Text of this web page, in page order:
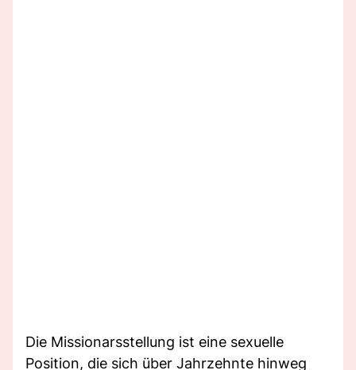
Die Missionarsstellung ist eine sexuelle
Position, die sich über Jahrzehnte hinweg